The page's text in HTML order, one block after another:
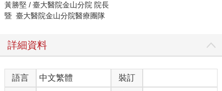
黃勝堅 / 臺大醫院金山分院 院長
暨 臺大醫院金山分院醫療團隊
詳細資料
語言 中文繁體
裝訂